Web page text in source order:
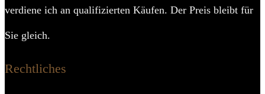
verdiene ich an qualifizierten Käufen. Der Preis bleibt für
Sie gleich.
Rechtliches